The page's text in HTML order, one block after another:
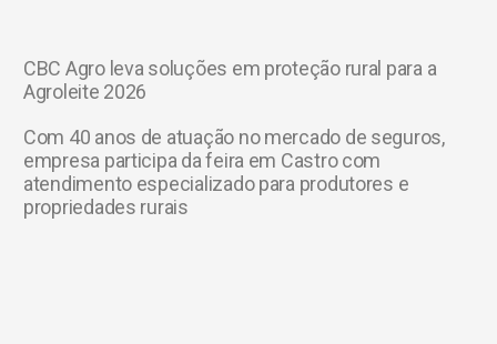
CBC Agro leva soluções em proteção rural para a
Agroleite 2026
Com 40 anos de atuação no mercado de seguros,
empresa participa da feira em Castro com
atendimento especializado para produtores e
propriedades rurais